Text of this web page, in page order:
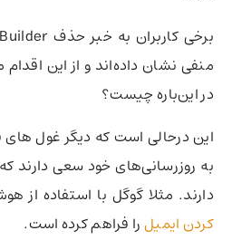
منفی نشان داده‌اند و از این
در این‌باره چیست؟
این درحالی است که دیگر غول های
به روزرسانی‌های خود سعی دارند که
دارند. مثلا گوگل با استفاده از
کردن ایمیلرا فراهم کرده است.